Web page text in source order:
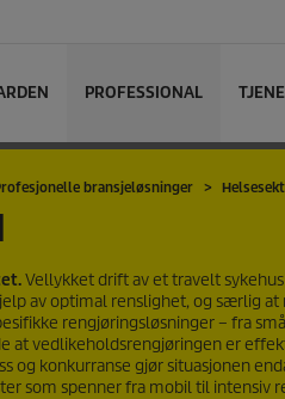
PROFESSIONAL
bransjeløsninger
Vellykket drift av et travelt
av optimal renslighet, og særlig
rengjøringsløsninger – fra
at vedlikeholdsrengjøringen er
og konkurranse gjør situasjonen
som spenner fra mobil til intensiv